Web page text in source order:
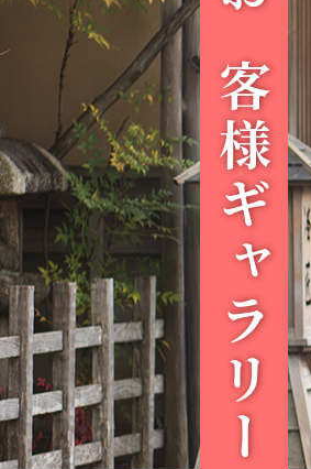
お客様ギャラリー